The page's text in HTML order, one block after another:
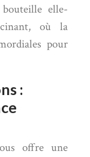
elle-
où la
pour
:
offre une